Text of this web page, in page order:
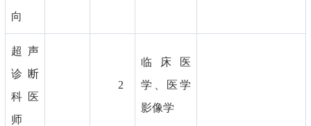
向
超声
诊断
科医
师
2
临床医
学、医学
影像学